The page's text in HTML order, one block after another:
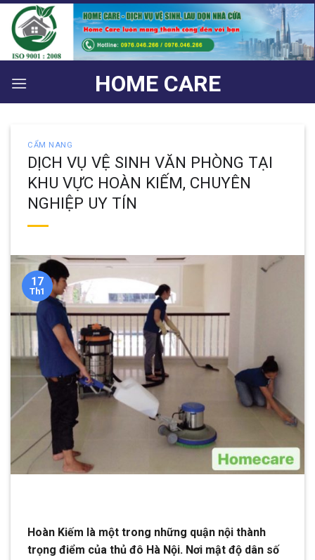
Bỏ
qua
nội
dung
HOME CARE
CẨM NANG
DỊCH VỤ VỆ SINH VĂN PHÒNG TẠI
KHU VỰC HOÀN KIẾM, CHUYÊN
NGHIỆP UY TÍN
17
Th1
Hoàn Kiếm là một trong những quận nội thành
trọng điểm của thủ đô Hà Nội. Nơi mật độ dân số